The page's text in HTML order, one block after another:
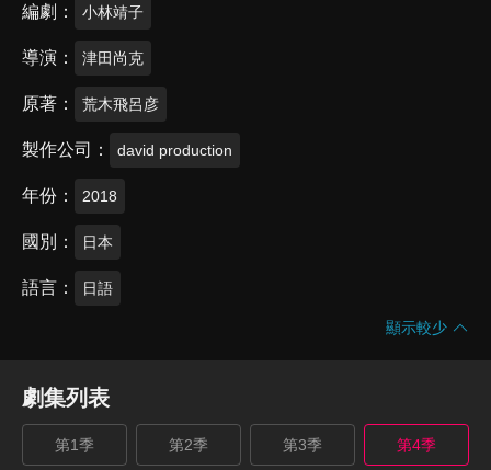
編劇 小林靖子
導演 津田尚克
原著 荒木飛呂彦
製作公司 david production
年份 2018
國別 日本
語言 日語
顯示較少
劇集列表
第1季 第2季 第3季 第4季